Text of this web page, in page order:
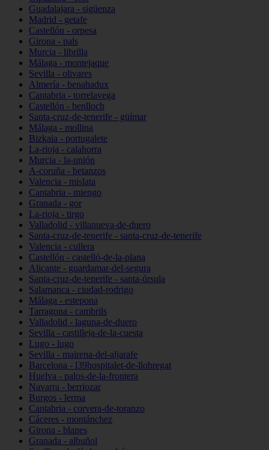
Guadalajara - sigüenza
Madrid - getafe
Castellón - orpesa
Girona - pals
Murcia - librilla
Málaga - montejaque
Sevilla - olivares
Almería - benahadux
Cantabria - torrelavega
Castellón - benlloch
Santa-cruz-de-tenerife - güímar
Málaga - mollina
Bizkaia - portugalete
La-rioja - calahorra
Murcia - la-unión
A-coruña - betanzos
Valencia - mislata
Cantabria - miengo
Granada - gor
La-rioja - tirgo
Valladolid - villanueva-de-duero
Santa-cruz-de-tenerife - santa-cruz-de-tenerife
Valencia - cullera
Castellón - castelló-de-la-plana
Alicante - guardamar-del-segura
Santa-cruz-de-tenerife - santa-úrsula
Salamanca - ciudad-rodrigo
Málaga - estepona
Tarragona - cambrils
Valladolid - laguna-de-duero
Sevilla - castilleja-de-la-cuesta
Lugo - lugo
Sevilla - mairena-del-aljarafe
Barcelona - l39hospitalet-de-llobregat
Huelva - palos-de-la-frontera
Navarra - berriozar
Burgos - lerma
Cantabria - corvera-de-toranzo
Cáceres - montánchez
Girona - blanes
Granada - albuñol